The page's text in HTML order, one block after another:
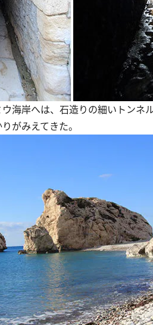
海岸へは、石造りの細いトンネル
がみえてきた。